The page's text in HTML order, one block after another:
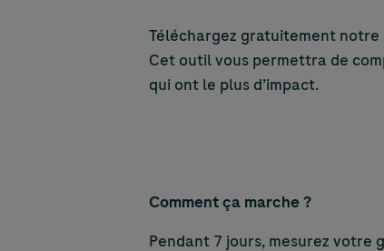
Téléchargez gratuitement
Cet outil vous permettra de
qui ont le plus d’impact.
Comment ça marche ?
Pendant 7 jours, mesurez votre